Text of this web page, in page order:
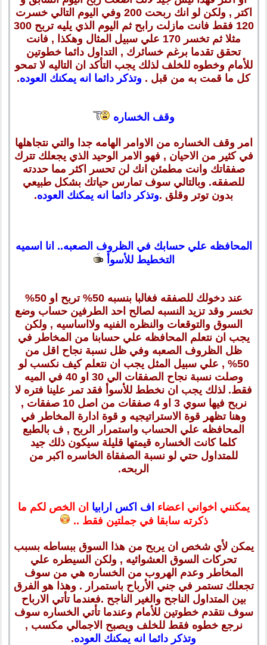
اكتر , ولكن لو انك ربحت 200 وفي اليوم التالي خسرت
120 فقط فانت مازلت رابح ثم اليوم الذي يليه تربح 300
مثلا ثم تخسر 170 علي سبيل المثال وهكذا , فانت
تحقق تقدما برغم خسائرك , التداول دائما خطوتين
للأمام وخطوه للخلف لذلك يجب التأكد ان التاليه لا تمحو
كل ما قمت به من قبل . وتذكر دائما انه يمكنك العوده.
وقف الخساره
امر وقف الخساره من الاوامر الهامه جدا والتي نتجاهلها
في كثير من الاحيان , فهو الامر الوحيد الذي يجعلك تترك
صفقاتك وانت مطمئن انك لن تحسر اكثر مما حددته
للصفقه. وبالتالي سوف تمارس حياتك بشكل طبيعي
بدون توتر وقلق .وتذكر دائما انه يمكنك العوده.
المحافظه علي حسابك في الظروف الصعبه.. انا اسميه
التخطيط للأسوأ
عند دخولك للصفقه فغالبا بنسبه 50% تربح او 50%
تخسر وقد تزيد النسبه لصالح احد الطرفين حساب وضع
السوق والتوقعات والنظره الفنيه ولااساسيه , ولكن
يجب ان نتعلم المحافظه علي حسابنا من المخاطر في
ظل الظروف الصعبه وفي ظل نسبة نجاح اقل من
50% , علي سبيل المثل يجب ان نتعلم كيف نكسب لو
وصلت نسبة نجاح الصفقات الي 30 او 40 في الميه
فقط. لذلك يجب ان نخطط للأسوأ فقد تمر علينا فتره لا
نربح فيها سوي 3 او 4 صفقات من اصل 10 صفقات ,
وهنا تظهر قوة الاستراتيجيه و قوة ادارة المخاطر في
المحافظه علي الحساب واستمرار الربح , ف بالطبع
كلما كانت الخساره قيمتها قليلة سيكون ذلك جيد
للمتداول حتي لو نسبة الصفقاة الخاسره اكبر من
الربحه.
يمكنني اخواني اعضاء اف اكس ارابيا ان الخص لكم ما
ذكرته سابقا في جملتين فقط ..
يمكن لأي شخص ان يربح من هذا السوق ببساطه بسبب
تحركات السوق العشوائيه , ولكن السيطره علي
المخاطر وعدم الهروب من الخساره هي من سوف
تجعلك تستمر في جني الأرباح باستمرار . وهذا هو الفرق
بين المتداول الناجح والغير الناجح .فعندما تأتي الارباح
سوف نتقدم خطوتين للأمام وعندما تأتي الخساره سوف
نرجع خطوه فقط للخلف ويصبح الاجمالي مكسب ,
وتذكر دائما انه يمكنك العوده.